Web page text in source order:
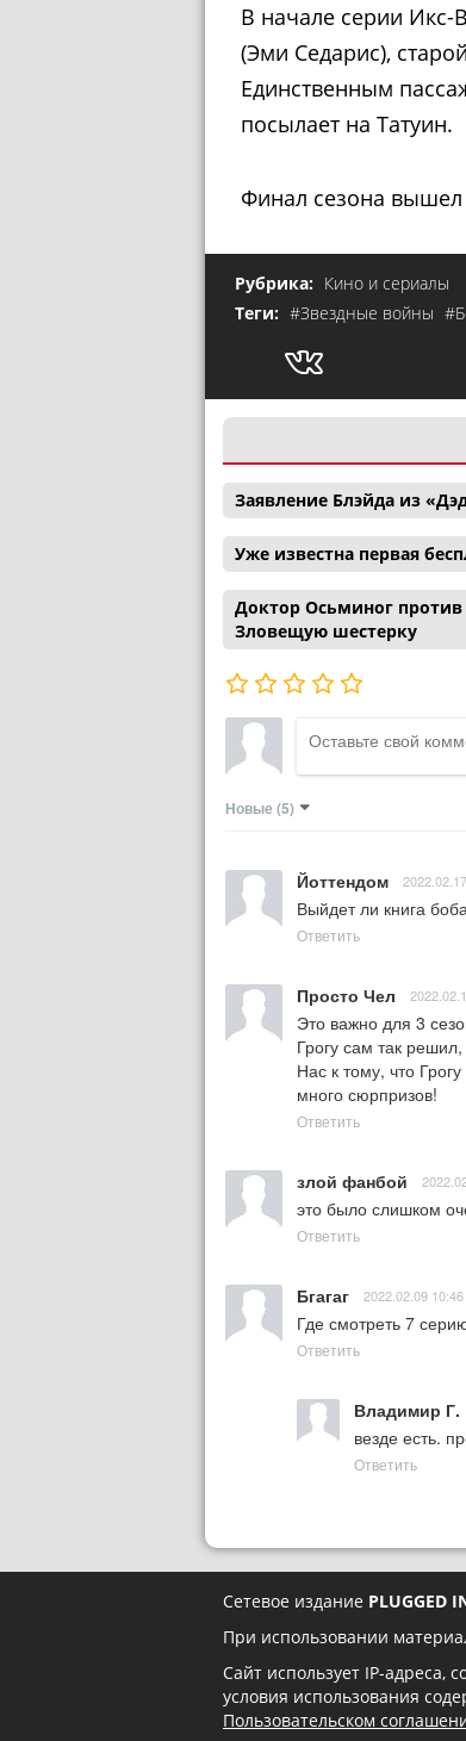
В начале серии Икс-
(Эми Седарис),
Единственным
посылает на Татуин.
Финал сезона вышел
Рубрика: Кино и сериалы
Теги: #Звездные войны
Заявление Блэйда из
Уже известна первая
Доктор Осьминог
Зловещую шестерку
Новые (5)
Йоттендом
Выйдет ли книга
Ответить
Просто Чел
Это важно для 3
Грогу сам так
Нас к тому, что
много сюрпризов!
Ответить
злой фанбой
это было слишком
Ответить
Бгагаг 2022.02.09 10:46
Где смотреть 7
Ответить
Владимир Г.
везде есть.
Ответить
Сетевое издание PLUGGED
При использовании
Сайт использует IP-адреса,
условия использования
Пользовательском